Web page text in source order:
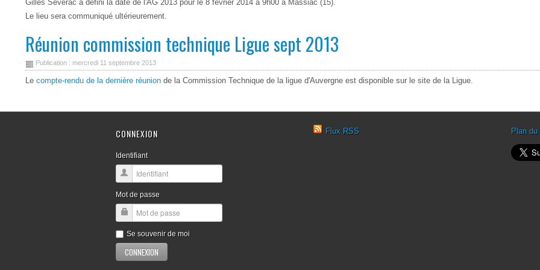
Gilles Séverac a défini la date de l'AG 2013 pour le 8 février 2014 à 9h00 à Massiac (15).
Le lieu sera communiqué ultérieurement.
Réunion commission technique Ligue sept 2013
Publication : mercredi 11 septembre 2013
Le compte-rendu de la dernière réunion de la Commission Technique de la ligue d'Auvergne est disponible sur le site de la Ligue.
CONNEXION
Identifiant
Mot de passe
Se souvenir de moi
Flux RSS Plan